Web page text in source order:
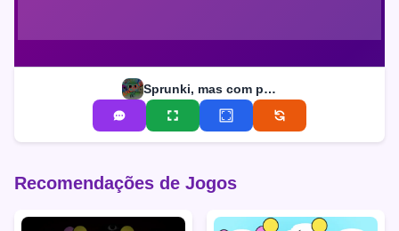
Sprunki, mas com pessoas aleatórias, Oc novo personagem.
Recomendações de Jogos